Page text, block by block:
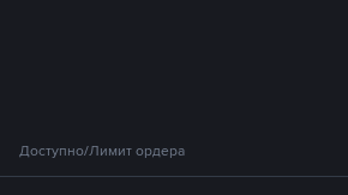
Доступно/Лимит ордера